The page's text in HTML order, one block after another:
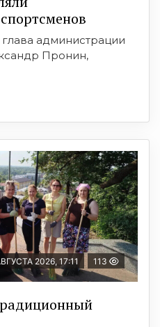
администрации
Пронин,
2026, 17:11 113